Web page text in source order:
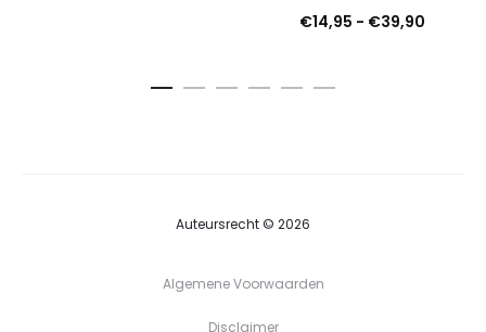
€14,95 - €39,90
Auteursrecht © 2026
Algemene Voorwaarden
Disclaimer